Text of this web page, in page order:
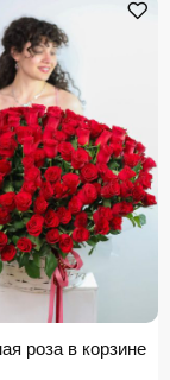
роза в корзине